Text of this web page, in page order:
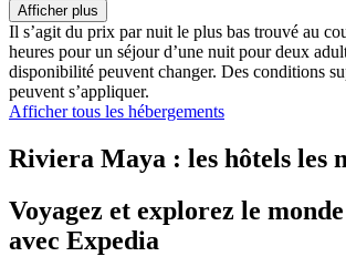
Afficher plus
Il s’agit du prix par nuit le plus bas trouvé au
heures pour un séjour d’une nuit pour deux
disponibilité peuvent changer. Des conditions
peuvent s’appliquer.
Afficher tous les hébergements
Riviera Maya : les hôtels les
Voyagez et explorez le monde
avec Expedia